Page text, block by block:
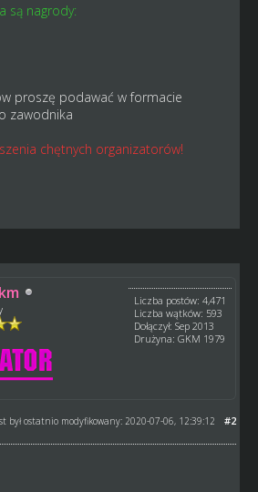
są nagrody:
proszę podawać w formacie
zawodnika
chętnych organizatorów!
Liczba postów: 4,471
Liczba wątków: 593
Dołączył: Sep 2013
Drużyna: GKM 1979
#2
był ostatnio modyfikowany: 2020-07-06, 12:39:12